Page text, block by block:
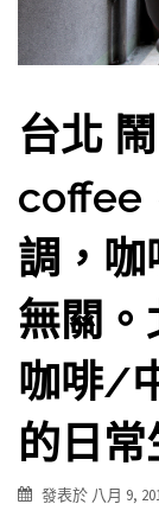
台北
coffee
調，咖
無關
咖啡/
的日常
發表於 八月 9,